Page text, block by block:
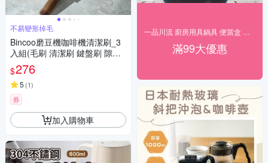
不易變形掉毛
Bincoo磨豆機咖啡機清潔刷_3
入組(毛刷 清潔刷 鍵盤刷 隙縫
刷 殘粉清理 磨豆機清潔 咖啡渣
清)
$276
5 (1)
券
加入購物車
滿99大優惠